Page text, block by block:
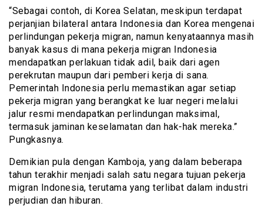
“Sebagai contoh, di Korea Selatan, meskipun terdapat
perjanjian bilateral antara Indonesia dan Korea mengenai
perlindungan pekerja migran, namun kenyataannya masih
banyak kasus di mana pekerja migran Indonesia
mendapatkan perlakuan tidak adil, baik dari agen
perekrutan maupun dari pemberi kerja di sana.
Pemerintah Indonesia perlu memastikan agar setiap
pekerja migran yang berangkat ke luar negeri melalui
jalur resmi mendapatkan perlindungan maksimal,
termasuk jaminan keselamatan dan hak-hak mereka.”
Pungkasnya.
Demikian pula dengan Kamboja, yang dalam beberapa
tahun terakhir menjadi salah satu negara tujuan pekerja
migran Indonesia, terutama yang terlibat dalam industri
perjudian dan hiburan.